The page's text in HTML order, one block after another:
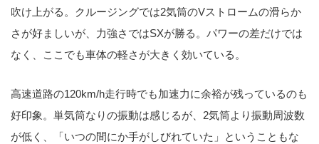
吹け上がる。クルージングでは2気筒のVストロームの滑らか
さが好ましいが、力強さではSXが勝る。パワーの差だけでは
なく、ここでも車体の軽さが大きく効いている。
高速道路の120km/h走行時でも加速力に余裕が残っているのも
好印象。単気筒なりの振動は感じるが、2気筒より振動周波数
が低く、「いつの間にか手がしびれていた」ということもな